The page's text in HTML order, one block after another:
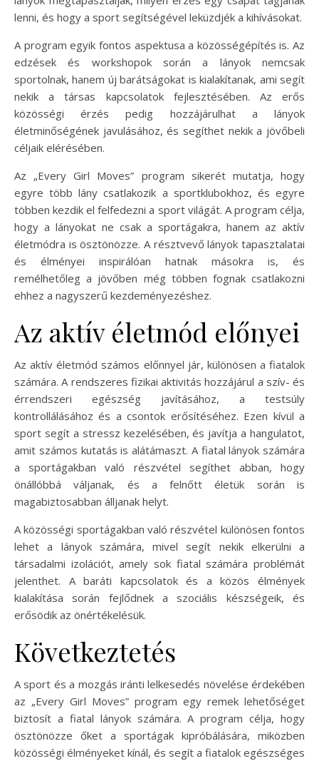
lenni, és hogy a sport segítségével leküzdjék a kihívásokat.
A program egyik fontos aspektusa a közösségépítés is. Az
edzések és workshopok során a lányok nemcsak
sportolnak, hanem új barátságokat is kialakítanak, ami segít
nekik a társas kapcsolatok fejlesztésében. Az erős
közösségi érzés pedig hozzájárulhat a lányok
életminőségének javulásához, és segíthet nekik a jövőbeli
céljaik elérésében.
Az „Every Girl Moves” program sikerét mutatja, hogy
egyre több lány csatlakozik a sportklubokhoz, és egyre
többen kezdik el felfedezni a sport világát. A program célja,
hogy a lányokat ne csak a sportágakra, hanem az aktív
életmódra is ösztönözze. A résztvevő lányok tapasztalatai
és élményei inspirálóan hatnak másokra is, és
remélhetőleg a jövőben még többen fognak csatlakozni
ehhez a nagyszerű kezdeményezéshez.
Az aktív életmód előnyei
Az aktív életmód számos előnnyel jár, különösen a fiatalok
számára. A rendszeres fizikai aktivitás hozzájárul a szív- és
érrendszeri egészség javításához, a testsúly
kontrollálásához és a csontok erősítéséhez. Ezen kívül a
sport segít a stressz kezelésében, és javítja a hangulatot,
amit számos kutatás is alátámaszt. A fiatal lányok számára
a sportágakban való részvétel segíthet abban, hogy
önállóbbá váljanak, és a felnőtt életük során is
magabiztosabban álljanak helyt.
A közösségi sportágakban való részvétel különösen fontos
lehet a lányok számára, mivel segít nekik elkerülni a
társadalmi izolációt, amely sok fiatal számára problémát
jelenthet. A baráti kapcsolatok és a közös élmények
kialakítása során fejlődnek a szociális készségeik, és
erősödik az önértékelésük.
Következtetés
A sport és a mozgás iránti lelkesedés növelése érdekében
az „Every Girl Moves” program egy remek lehetőséget
biztosít a fiatal lányok számára. A program célja, hogy
ösztönözze őket a sportágak kipróbálására, miközben
közösségi élményeket kínál, és segít a fiatalok egészséges